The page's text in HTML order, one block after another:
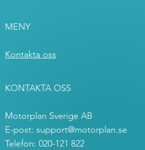
MENY
Kontakta oss
KONTAKTA OSS
Motorplan Sverige AB
E-post: support@motorplan.se
Telefon: 020-121 822